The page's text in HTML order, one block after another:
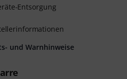
Entsorgung
und Warnhinweise